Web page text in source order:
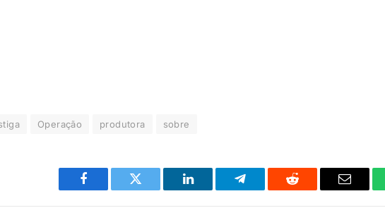
Operação produtora sobre
Facebook Twitter LinkedIn TelegramaReddit
E-